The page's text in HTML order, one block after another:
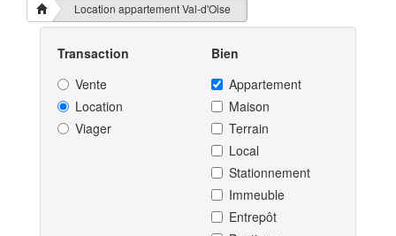
Location appartement Val-d'Oise
Transaction
Vente
Location
Viager
Bien
Appartement
Maison
Terrain
Local
Stationnement
Immeuble
Entrepôt